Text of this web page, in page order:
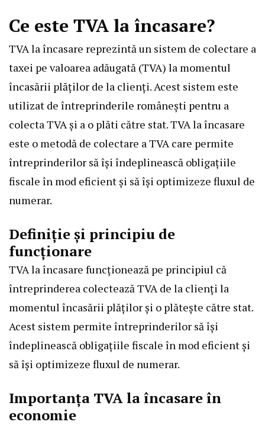
Ce este TVA la încasare?
TVA la încasare reprezintă un sistem de colectare a
taxei pe valoarea adăugată (TVA) la momentul
încasării plăților de la clienți. Acest sistem este
utilizat de întreprinderile românești pentru a
colecta TVA și a o plăti către stat. TVA la încasare
este o metodă de colectare a TVA care permite
întreprinderilor să își îndeplinească obligațiile
fiscale în mod eficient și să își optimizeze fluxul de
numerar.
Definiție și principiu de
funcționare
TVA la încasare funcționează pe principiul că
întreprinderea colectează TVA de la clienți la
momentul încasării plăților și o plătește către stat.
Acest sistem permite întreprinderilor să își
îndeplinească obligațiile fiscale în mod eficient și
să își optimizeze fluxul de numerar.
Importanța TVA la încasare în
economie